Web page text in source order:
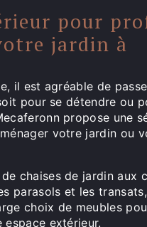
pour
jardin à
il est agréable de
pour se détendre ou
propose une
votre jardin ou
chaises de jardin aux
parasols et les transats,
choix de meubles
extérieur.